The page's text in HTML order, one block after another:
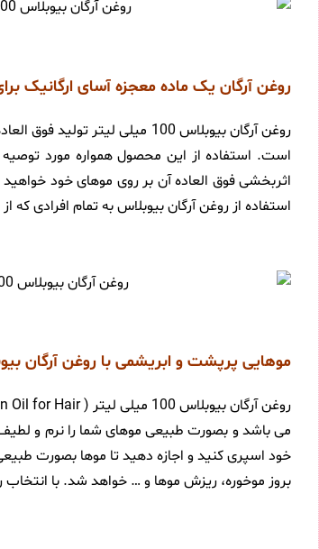
روغن آرگان یک ماده معجزه آسای ارگانیک
روغن آرگان بیوبلاس 100
است. استفاده از این محصول همواره مورد
اثربخشی فوق العاده آن بر روی موهای خود
استفاده از روغن آرگان بیوبلاس به تمام افرادی
موهایی پرپشت و ابریشمی با روغن آرگان
می باشد و بصورت طبیعی موهای شما را نرم و لطیف
خود اسپری کنید و اجازه دهید تا موها بصورت
بروز موخوره، ریزش موها و … خواهد شد. با